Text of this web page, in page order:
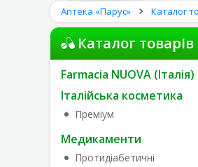
Аптека «Парус» Каталог
Каталог товарів
Farmacia NUOVA (Італія)
Італійська косметика
Преміум
Медикаменти
Протидіабетичні